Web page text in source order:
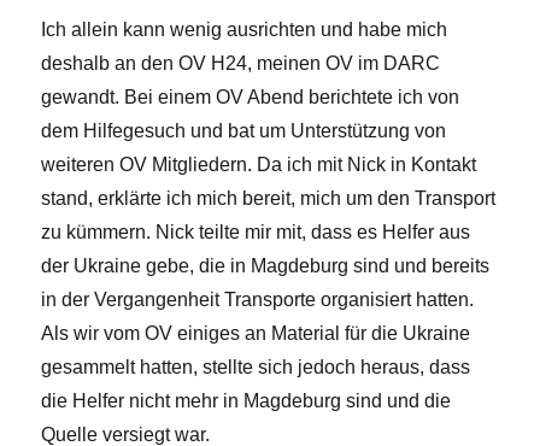
Ich allein kann wenig ausrichten und habe mich
deshalb an den OV H24, meinen OV im DARC
gewandt. Bei einem OV Abend berichtete ich von
dem Hilfegesuch und bat um Unterstützung von
weiteren OV Mitgliedern. Da ich mit Nick in Kontakt
stand, erklärte ich mich bereit, mich um den Transport
zu kümmern. Nick teilte mir mit, dass es Helfer aus
der Ukraine gebe, die in Magdeburg sind und bereits
in der Vergangenheit Transporte organisiert hatten.
Als wir vom OV einiges an Material für die Ukraine
gesammelt hatten, stellte sich jedoch heraus, dass
die Helfer nicht mehr in Magdeburg sind und die
Quelle versiegt war.